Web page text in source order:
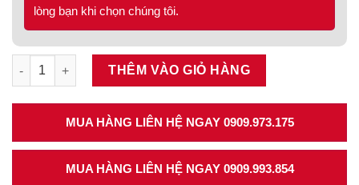
lòng bạn khi chọn chúng tôi.
Ray hộp Alto-S màu xám đậm, cơ cấu giảm chấn, cao 120mm
THÊM VÀO GIỎ HÀNG
MUA HÀNG LIÊN HỆ NGAY 0909.973.175
MUA HÀNG LIÊN HỆ NGAY 0909.993.854